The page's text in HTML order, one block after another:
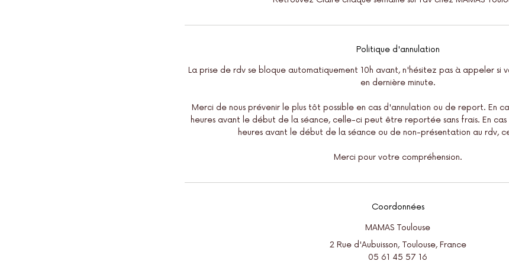
Politique d'annulation
La prise de rdv se bloque automatiquement 10h avant, n'hésitez pas à appeler si
en dernière minute.
Merci de nous prévenir le plus tôt possible en cas d'annulation ou de report. En
heures avant le début de la séance, celle-ci peut être reportée sans frais. En cas
heures avant le début de la séance ou de non-présentation au rdv,
Merci pour votre compréhension.
Coordonnées
MAMAS Toulouse
2 Rue d'Aubuisson, Toulouse, France
05 61 45 57 16